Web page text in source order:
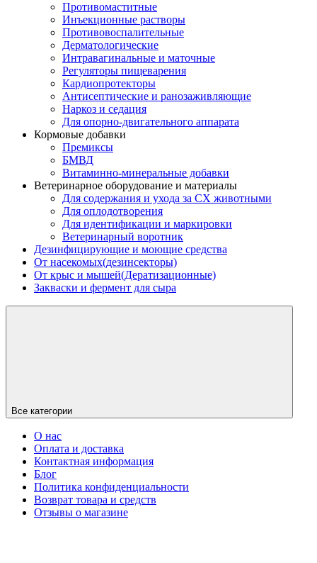
Противомаститные
Инъекционные растворы
Противовоспалительные
Дерматологические
Интравагинальные и маточные
Регуляторы пищеварения
Кардиопротекторы
Антисептические и ранозаживляющие
Наркоз и седация
Для опорно-двигательного аппарата
Кормовые добавки
Премиксы
БМВД
Витаминно-минеральные добавки
Ветеринарное оборудование и материалы
Для содержания и ухода за СХ животными
Для оплодотворения
Для идентификации и маркировки
Ветеринарный воротник
Дезинфицирующие и моющие средства
От насекомых(дезинсекторы)
От крыс и мышей(Дератизационные)
Закваски и фермент для сыра
Все категории
О нас
Оплата и доставка
Контактная информация
Блог
Политика конфиденциальности
Возврат товара и средств
Отзывы о магазине